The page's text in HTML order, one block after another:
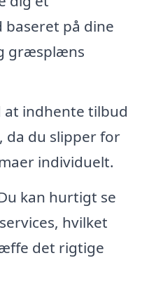
på dine
græsplæns
at indhente tilbud
da du slipper for
individuelt.
kan hurtigt se
hvilket
det rigtige